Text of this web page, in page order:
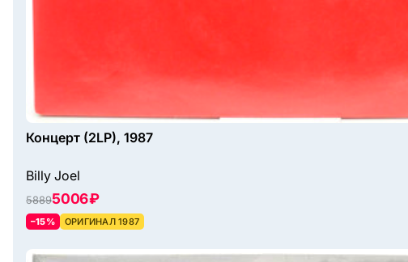
Концерт (2LP), 1987
Billy Joel
58895006 ₽
–15% ОРИГИНАЛ 1987